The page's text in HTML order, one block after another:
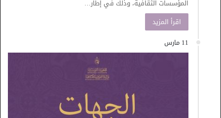
المؤسسات الثقافية، وذلك في إطار…
اقرأ المزيد
11 مارس